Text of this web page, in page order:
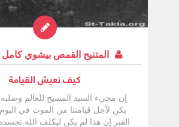
المتنيح القمص بيشوي
كيف نعيش القيامة
إن مجيء السيد المسيح للعالم وصلبه
يكن لأجل قيامتنا من الموت في
القبر إن هذا لم يكن ليكلف الله